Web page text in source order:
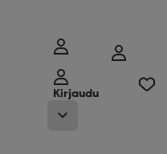
Kirjaudu